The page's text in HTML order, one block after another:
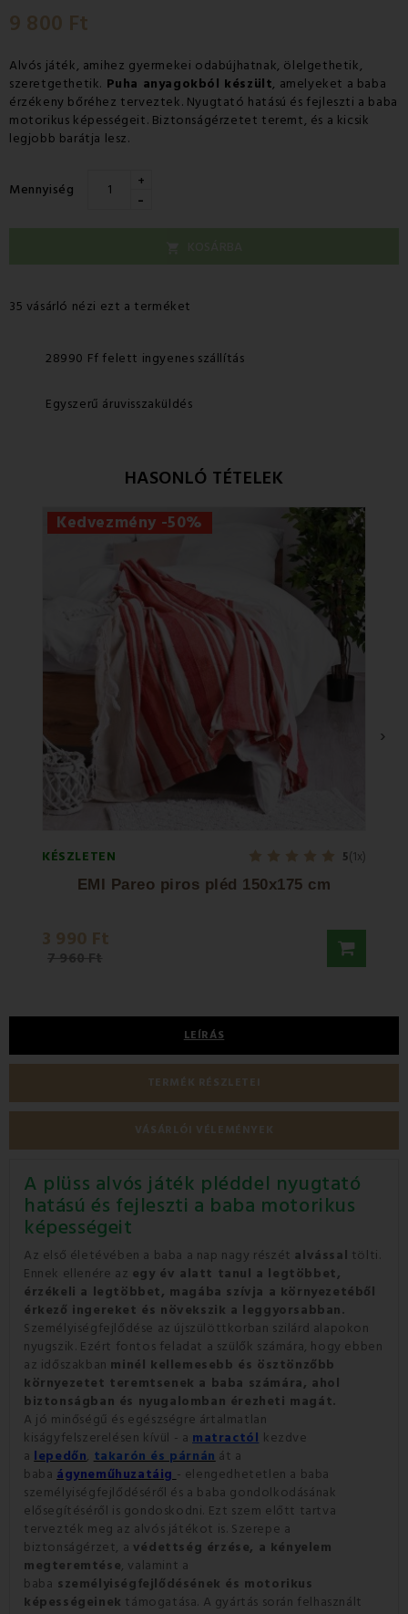
9 800 Ft
Alvós játék, amihez gyermekei odabújhatnak, ölelgethetik,
szeretgethetik. Puha anyagokból készült, amelyeket a baba
érzékeny bőréhez terveztek. Nyugtató hatású és fejleszti a baba
motorikus képességeit. Biztonságérzetet teremt, és a kicsik
legjobb barátja lesz.
Mennyiség +
-
35 vásárló nézi ezt a terméket
28990 Ff felett ingyenes szállítás
Egyszerű áruvisszaküldés
HASONLÓ TÉTELEK
Kedvezmény -50%
KÉSZLETEN 5(1x)
EMI Pareo piros pléd 150x175 cm
3 990 Ft
7 960 Ft
›
LEÍRÁS
TERMÉK RÉSZLETEI
VÁSÁRLÓI VÉLEMÉNYEK
A plüss alvós játék pléddel nyugtató
hatású és fejleszti a baba motorikus
képességeit
Az első életévében a baba a nap nagy részét alvással tölti.
Ennek ellenére az egy év alatt tanul a legtöbbet,
érzékeli a legtöbbet, magába szívja a környezetéből
érkező ingereket és növekszik a leggyorsabban.
Személyiségfejlődése az újszülöttkorban szilárd alapokon
nyugszik. Ezért fontos feladat a szülők számára, hogy ebben
az időszakban minél kellemesebb és ösztönzőbb
környezetet teremtsenek a baba számára, ahol
biztonságban és nyugalomban érezheti magát.
A jó minőségű és egészségre ártalmatlan
kiságyfelszerelésen kívül - a matractól kezdve
a lepedőn, takarón és párnán át a
baba ágyneműhuzatáig - elengedhetetlen a baba
személyiségfejlődéséről és a baba gondolkodásának
elősegítéséről is gondoskodni. Ezt szem előtt tartva
tervezték meg az alvós játékot is. Szerepe a
biztonságérzet, a védettség érzése, a kényelem
megteremtése, valamint a
baba személyiségfejlődésének és motorikus
képességeinek támogatása. A gyártás során felhasznált